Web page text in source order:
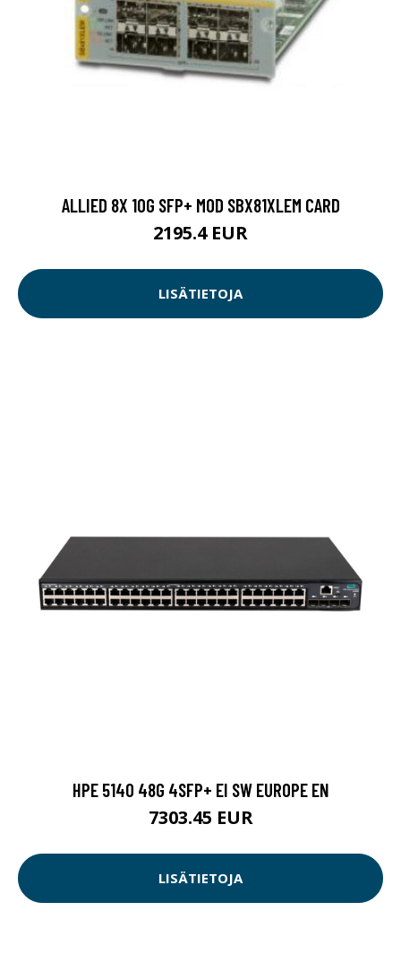
ALLIED 8X 10G SFP+ MOD SBX81XLEM CARD
2195.4 EUR
LISÄTIETOJA
HPE 5140 48G 4SFP+ EI SW EUROPE EN
7303.45 EUR
LISÄTIETOJA